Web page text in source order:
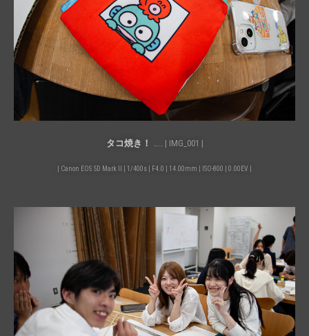
タコ焼き！ ….. | IMG_001 |
| Canon EOS 5D Mark II | 1/400s | F4.0 | 14.00mm | ISO-800 | 0.00EV |